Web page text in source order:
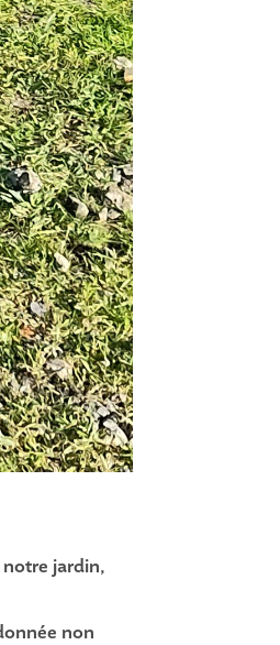
jardin,
non